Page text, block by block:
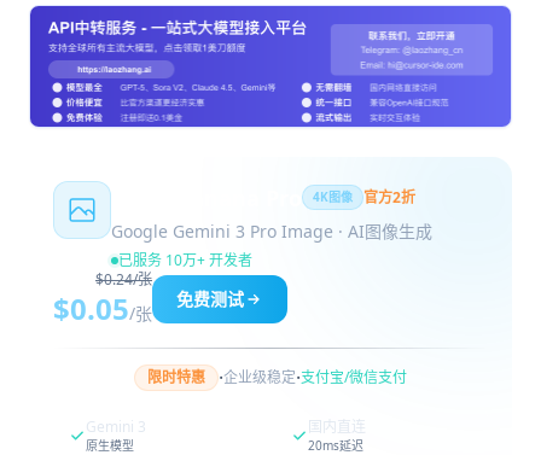
4K图像 官方2折
Google Gemini 3 Pro Image · AI图像生成
已服务 10万+ 开发者
$0.24/张
$0.05/张
免费测试
限时特惠 ·企业级稳定·支付宝/微信支付
Gemini 3
原生模型
国内直连
20ms延迟